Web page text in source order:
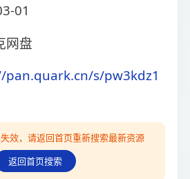
01
网盘
s/pw3kdz1
效，请返回首页重新搜索最新资源
返回首页搜索